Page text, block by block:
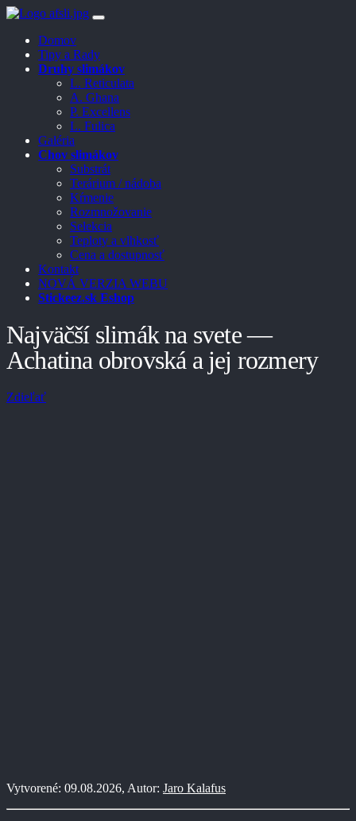
Domov
Tipy a Rady
Druhy slimákov
L. Reticulata
A. Ghana
P. Excellens
L. Fulica
Galéria
Chov slimákov
Substrát
Terárium / nádoba
Kŕmenie
Rozmnožovanie
Selekcia
Teploty a vlhkosť
Cena a dostupnosť
Kontakt
NOVÁ VERZIA WEBU
Stickeez.sk Eshop
Najväčší slimák na svete —
Achatina obrovská a jej rozmery
Zdieľať
Vytvorené: 09.08.2026, Autor: Jaro Kalafus